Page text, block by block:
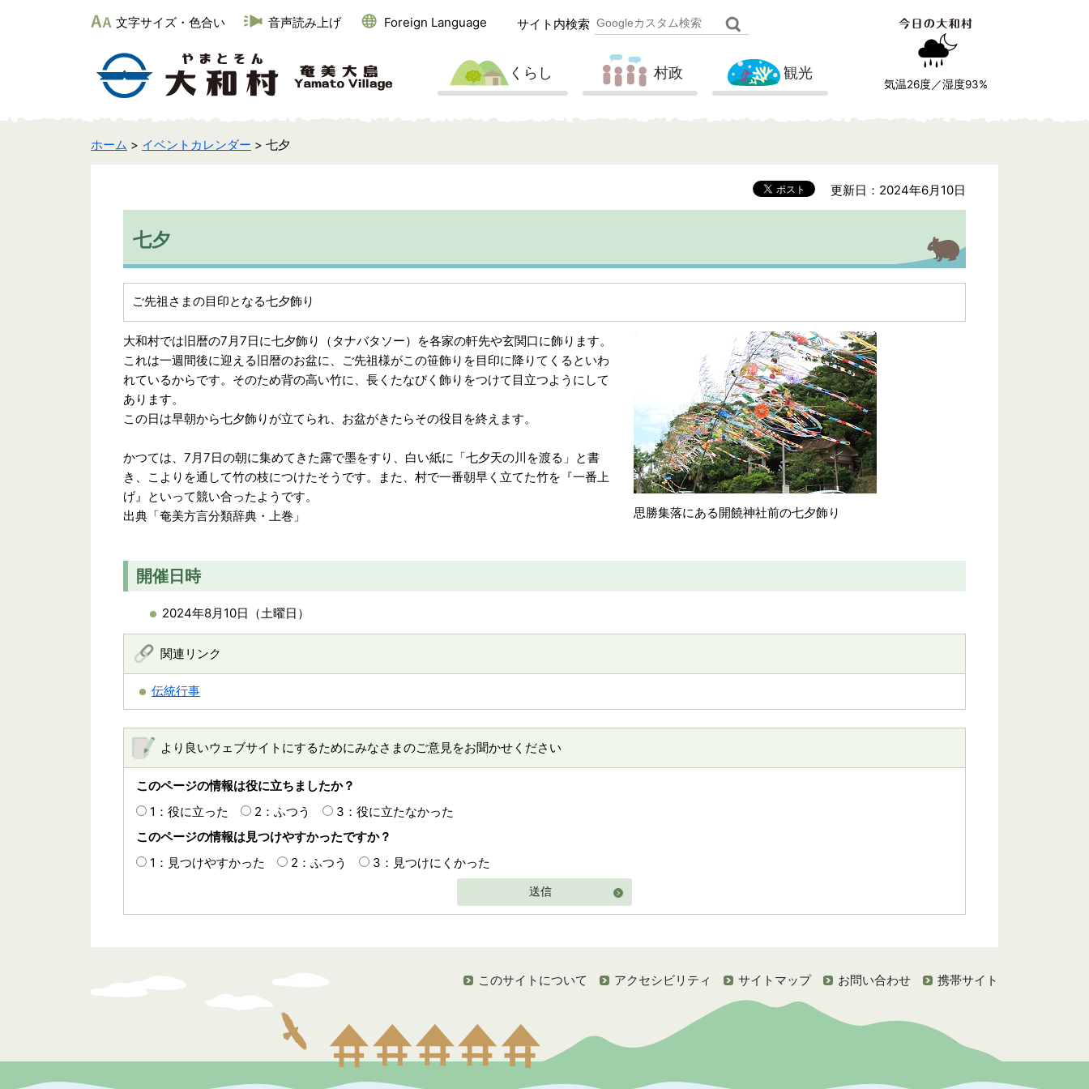
文字サイズ・色合い 音声読み上げ Foreign Language サイト内検索
くらし 村政 観光
気温26度／湿度93%
ホーム > イベントカレンダー > 七夕
更新日：2024年6月10日
七夕
ご先祖さまの目印となる七夕飾り
大和村では旧暦の7月7日に七夕飾り（タナバタソー）を各家の軒先や玄関口に飾ります。
これは一週間後に迎える旧暦のお盆に、ご先祖様がこの笹飾りを目印に降りてくるといわ
れているからです。そのため背の高い竹に、長くたなびく飾りをつけて目立つようにして
あります。
この日は早朝から七夕飾りが立てられ、お盆がきたらその役目を終えます。
かつては、7月7日の朝に集めてきた露で墨をすり、白い紙に「七夕天の川を渡る」と書
き、こよりを通して竹の枝につけたそうです。また、村で一番朝早く立てた竹を『一番上
げ』といって競い合ったようです。
出典「奄美方言分類辞典・上巻」
思勝集落にある開饒神社前の七夕飾り
開催日時
2024年8月10日（土曜日）
関連リンク
伝統行事
より良いウェブサイトにするためにみなさまのご意見をお聞かせください
このページの情報は役に立ちましたか？
1：役に立った
2：ふつう
3：役に立たなかった
このページの情報は見つけやすかったですか？
1：見つけやすかった
2：ふつう 3：見つけにくかった
送信
このサイトについて アクセシビリティ サイトマップ お問い合わせ 携帯サイト